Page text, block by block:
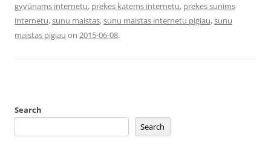
gyvūnams internetu, prekes katems internetu, prekes sunims
internetu,sunu maistas,sunu maistas internetu pigiau,sunu
maistas pigiau on 2015-06-08.
Search
Search